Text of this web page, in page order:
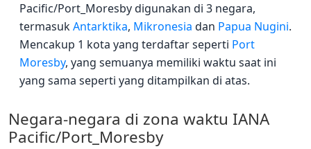
Pacific/Port_Moresby digunakan di 3 negara,
termasukAntarktika, Mikronesia dan Papua Nugini.
Mencakup 1 kota yang terdaftar seperti Port
Moresby, yang semuanya memiliki waktu saat ini
yang sama seperti yang ditampilkan di atas.
Negara-negara di zona waktu IANA
Pacific/Port_Moresby